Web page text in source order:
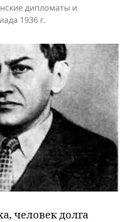
дипломаты и
1936 г.
человек долга